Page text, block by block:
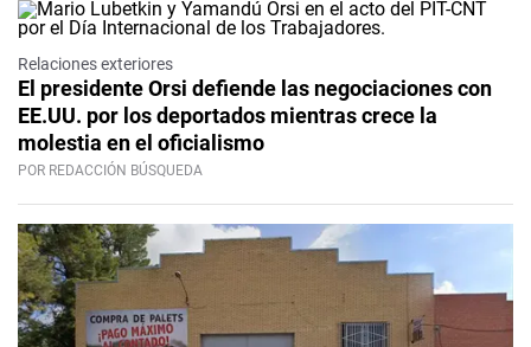
Relaciones exteriores
El presidente Orsi defiende las negociaciones con
EE.UU. por los deportados mientras crece la
molestia en el oficialismo
POR REDACCIÓN BÚSQUEDA